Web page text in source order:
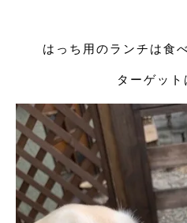
はっち用のランチは食
ターゲット